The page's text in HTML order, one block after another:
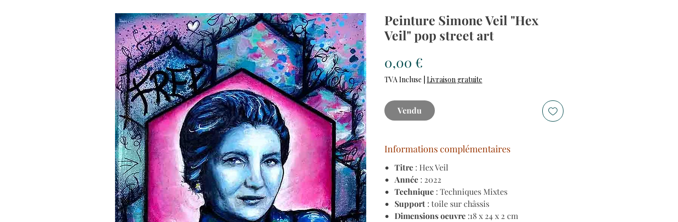
Peinture Simone Veil "Hex
Veil" pop street art
0,00 €
TVA Incluse Livraison gratuite
Vendu
Informations complémentaires
Titre : Hex Veil
Année : 2022
Technique : Techniques Mixtes
Support : toile sur châssis
Dimensions oeuvre :18 x 24 x 2 cm